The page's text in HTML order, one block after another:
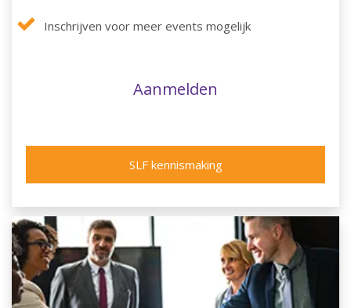
Inschrijven voor meer events mogelijk
Aanmelden
SLF kennismaking